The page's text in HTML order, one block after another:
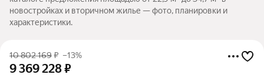
новостройках и вторичном жилье — фото, планировки и
характеристики.
10 802 169₽ –13%
9 369 228₽